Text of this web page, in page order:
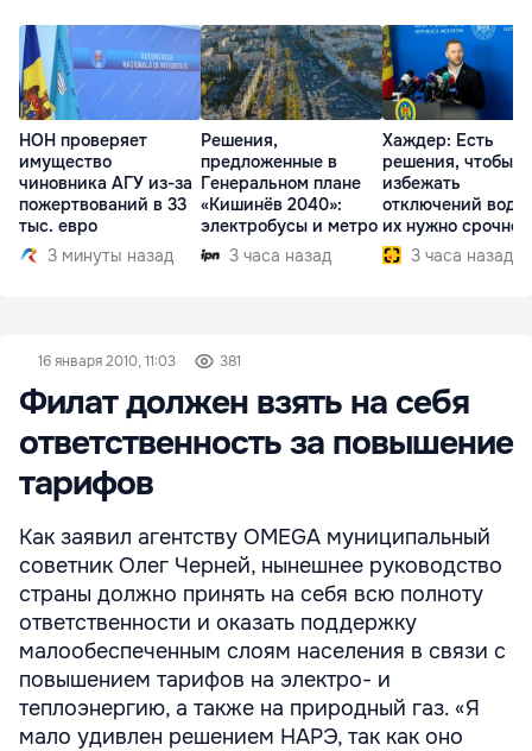
НОН проверяет
имущество
чиновника АГУ из-за
пожертвований в 33
тыс. евро
3 минуты назад
Решения,
предложенные в
Генеральном плане
«Кишинёв 2040»:
электробусы и метро
3 часа назад
Хаждер: Есть
решения, чтобы
избежать
отключений
их нужно срочно
внедрить
3 часа назад
16 января 2010, 11:03 381
Филат должен взять на себя
ответственность за повышение
тарифов
Как заявил агентству OMEGA муниципальный
советник Олег Черней, нынешнее руководство
страны должно принять на себя всю полноту
ответственности и оказать поддержку
малообеспеченным слоям населения в связи с
повышением тарифов на электро- и
теплоэнергию, а также на природный газ. «Я
мало удивлен решением НАРЭ, так как оно